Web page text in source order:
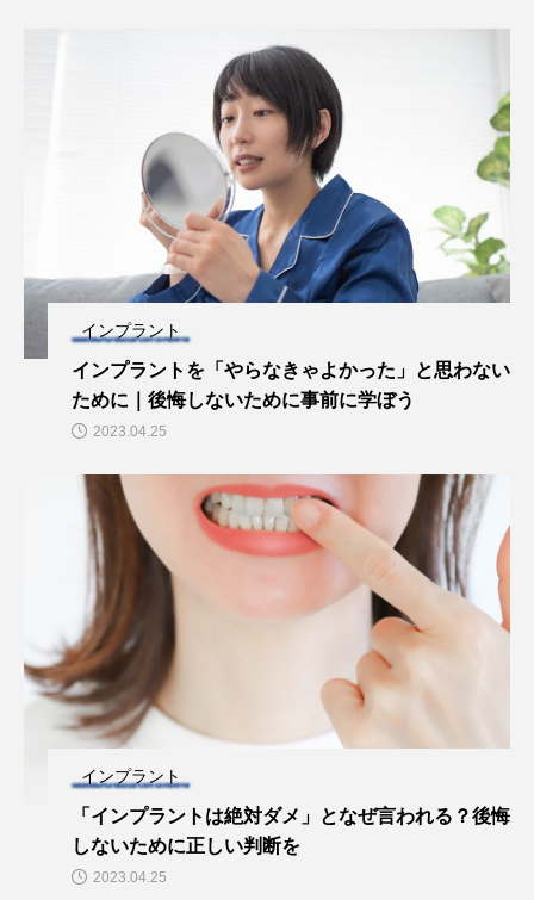
インプラント
インプラントを「やらなきゃよかった」と思わない
ために｜後悔しないために事前に学ぼう
2023.04.25
インプラント
「インプラントは絶対ダメ」となぜ言われる？後悔
しないために正しい判断を
2023.04.25